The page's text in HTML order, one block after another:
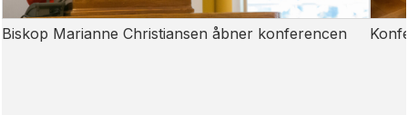
Biskop Marianne Christiansen åbner konferencen